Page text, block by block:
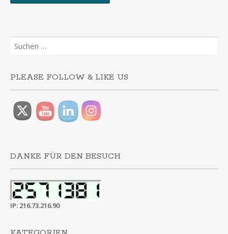
Suchen
nach:
PLEASE FOLLOW & LIKE US
DANKE FÜR DEN BESUCH
IP: 216.73.216.90